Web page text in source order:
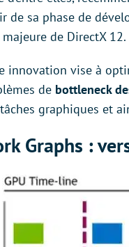
de sa phase de
de DirectX
innovation vise à
de bottleneck
graphiques et
Graphs :